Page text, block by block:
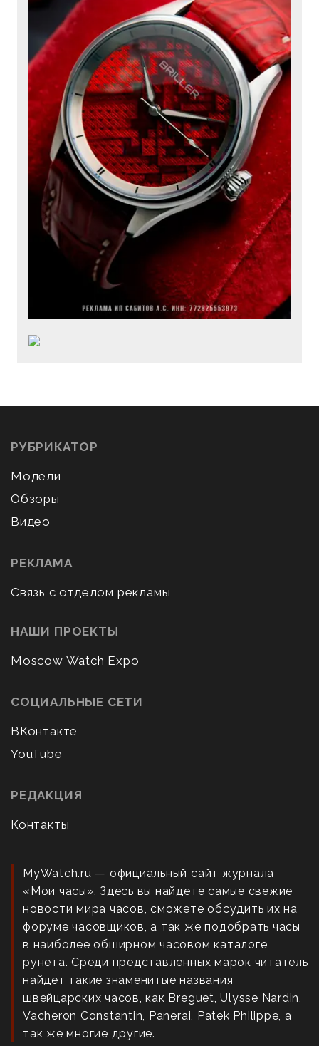
РУБРИКАТОР
Модели
Обзоры
Видео
РЕКЛАМА
Связь с отделом рекламы
НАШИ ПРОЕКТЫ
Moscow Watch Expo
СОЦИАЛЬНЫЕ СЕТИ
ВКонтакте
YouTube
РЕДАКЦИЯ
Контакты
MyWatch.ru — официальный сайт журнала
«Мои часы». Здесь вы найдете самые свежие
новости мира часов, сможете обсудить их на
форуме часовщиков, а так же подобрать часы
в наиболее обширном часовом каталоге
рунета. Среди представленных марок читатель
найдет такие знаменитые названия
швейцарских часов, как Breguet, Ulysse Nardin,
Vacheron Constantin, Panerai, Patek Philippe, а
так же многие другие.